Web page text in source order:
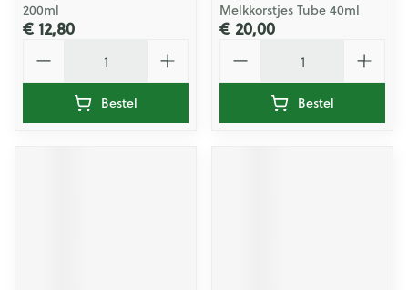
200ml
€ 12,80
Bestel
Melkkorstjes Tube 40ml
€ 20,00
Bestel